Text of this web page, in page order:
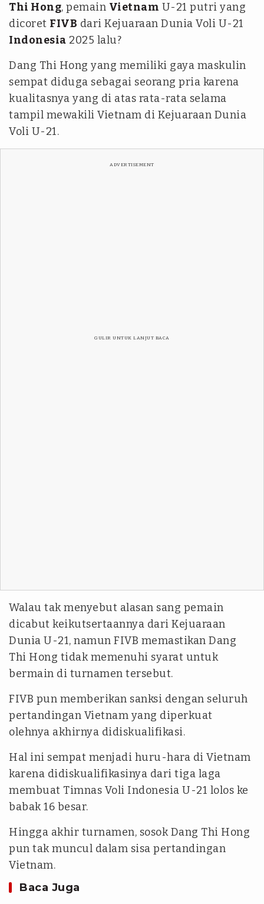
Thi Hong, pemain Vietnam U-21 putri yang
dicoret FIVB dari Kejuaraan Dunia Voli U-21
Indonesia 2025 lalu?
Dang Thi Hong yang memiliki gaya maskulin
sempat diduga sebagai seorang pria karena
kualitasnya yang di atas rata-rata selama
tampil mewakili Vietnam di Kejuaraan Dunia
Voli U-21.
ADVERTISEMENT
GULIR UNTUK LANJUT BACA
Walau tak menyebut alasan sang pemain
dicabut keikutsertaannya dari Kejuaraan
Dunia U-21, namun FIVB memastikan Dang
Thi Hong tidak memenuhi syarat untuk
bermain di turnamen tersebut.
FIVB pun memberikan sanksi dengan seluruh
pertandingan Vietnam yang diperkuat
olehnya akhirnya didiskualifikasi.
Hal ini sempat menjadi huru-hara di Vietnam
karena didiskualifikasinya dari tiga laga
membuat Timnas Voli Indonesia U-21 lolos ke
babak 16 besar.
Hingga akhir turnamen, sosok Dang Thi Hong
pun tak muncul dalam sisa pertandingan
Vietnam.
Baca Juga